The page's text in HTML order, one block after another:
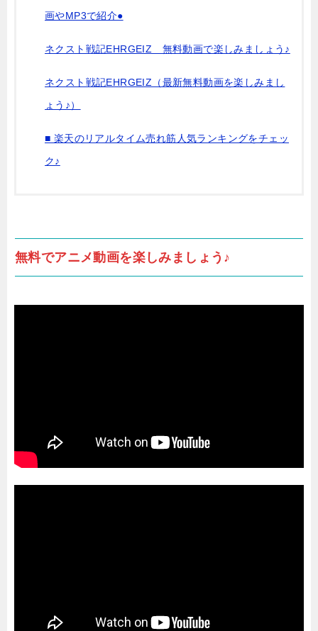
画やMP3で紹介●
ネクスト戦記EHRGEIZ 無料動画で楽しみましょう♪
ネクスト戦記EHRGEIZ（最新無料動画を楽しみまし
ょう♪）
■ 楽天のリアルタイム売れ筋人気ランキングをチェッ
ク♪
無料でアニメ動画を楽しみましょう♪